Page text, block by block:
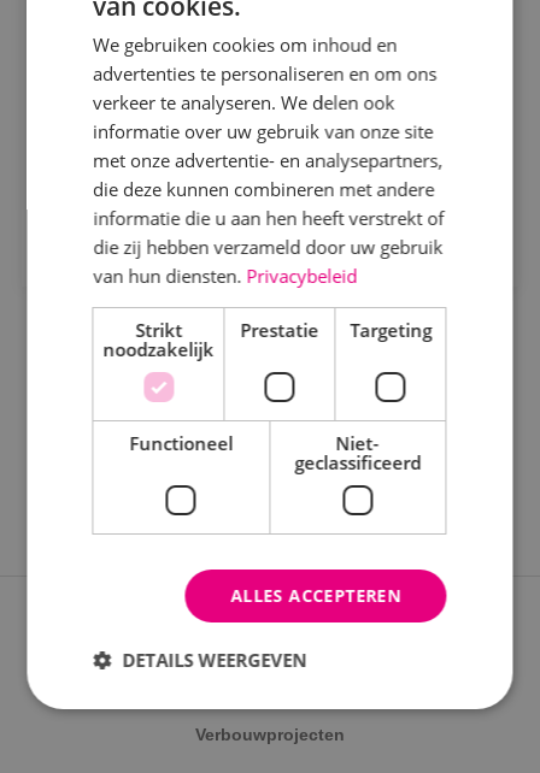
Sprundel
Specialisme
Beveiligingstechniek
Elektrotechniek
Energietechniek
Staf
Uren
Fulltime
Parttime
MBO
HBO
Werken en leren
Ontwerpen, afstemmen en vooruitdenken. Als
projectengineer beveiligingstechniek maak jij het
verschil.
Bekijk vacature
Direct solliciteren
Expertises
Verbouwprojecten
We gebruiken cookies om inhoud en
advertenties te personaliseren en om ons
verkeer te analyseren. We delen ook
informatie over uw gebruik van onze site
met onze advertentie- en analysepartners,
die deze kunnen combineren met andere
informatie die u aan hen heeft verstrekt of
die zij hebben verzameld door uw gebruik
van hun diensten. Privacybeleid
Strikt
noodzakelijk
Prestatie Targeting
Functioneel
Niet-
geclassificeerd
ALLES ACCEPTEREN
DETAILS WEERGEVEN